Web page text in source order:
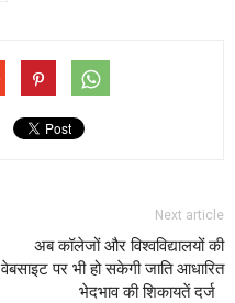
Next article
अब कॉलेजों और विश्वविद्यालयों की
वेबसाइट पर भी हो सकेगी जाति आधारित
भेदभाव की शिकायतें दर्ज